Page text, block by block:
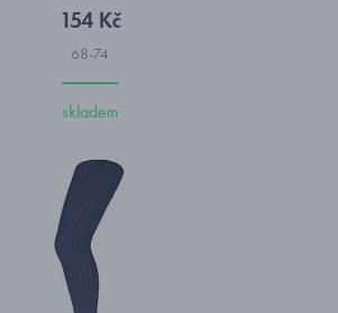
154 Kč
68-74
skladem